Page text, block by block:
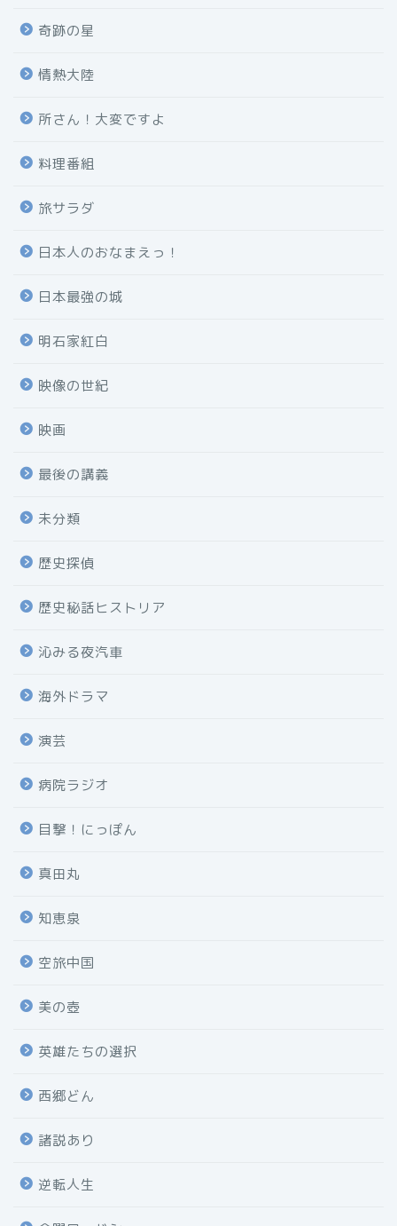
奇跡の星
情熱大陸
所さん！大変ですよ
料理番組
旅サラダ
日本人のおなまえっ！
日本最強の城
明石家紅白
映像の世紀
映画
最後の講義
未分類
歴史探偵
歴史秘話ヒストリア
沁みる夜汽車
海外ドラマ
演芸
病院ラジオ
目撃！にっぽん
真田丸
知恵泉
空旅中国
美の壺
英雄たちの選択
西郷どん
諸説あり
逆転人生